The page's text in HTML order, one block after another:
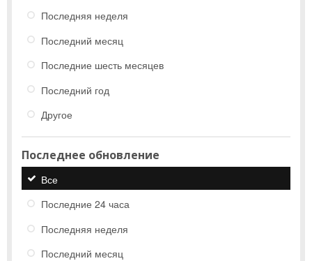
Последняя неделя
Последний месяц
Последние шесть месяцев
Последний год
Другое
Последнее обновление
Все
Последние 24 часа
Последняя неделя
Последний месяц